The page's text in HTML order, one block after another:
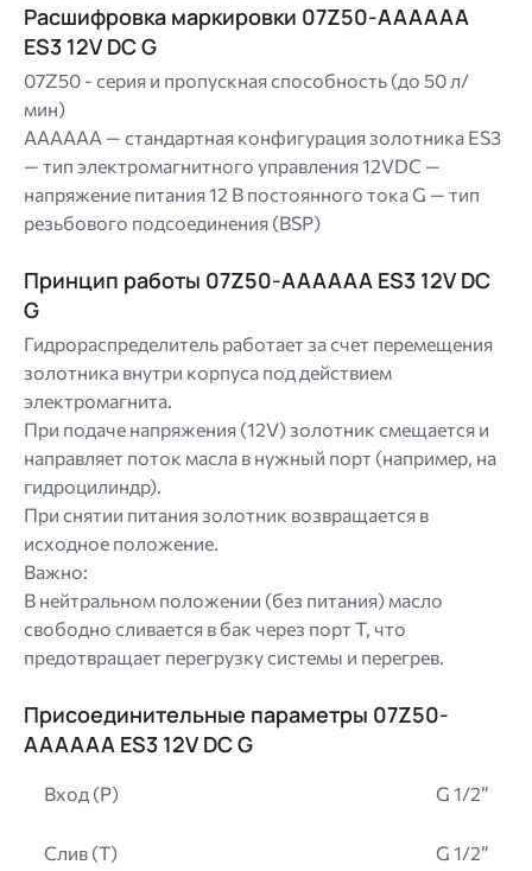
Расшифровка маркировки 07Z50-AAAAAA
ES3 12V DC G
07Z50 - серия и пропускная способность (до 50 л/
мин)
AAAAAA — стандартная конфигурация золотника ES3
— тип электромагнитного управления 12VDC —
напряжение питания 12 В постоянного тока G — тип
резьбового подсоединения (BSP)
Принцип работы 07Z50-AAAAAA ES3 12V DC
G
Гидрораспределитель работает за счет перемещения
золотника внутри корпуса под действием
электромагнита.
При подаче напряжения (12V) золотник смещается и
направляет поток масла в нужный порт (например, на
гидроцилиндр).
При снятии питания золотник возвращается в
исходное положение.
Важно:
В нейтральном положении (без питания) масло
свободно сливается в бак через порт Т, что
предотвращает перегрузку системы и перегрев.
Присоединительные параметры 07Z50-
AAAAAA ES3 12V DC G
Вход (P) G 1/2”
Слив (T) G 1/2”